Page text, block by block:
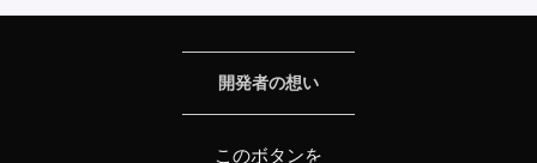
開発者の想い
このボタンを